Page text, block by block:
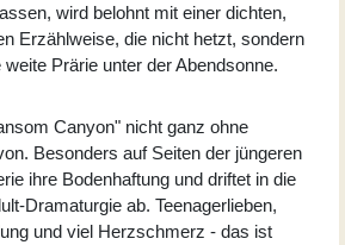
wird belohnt mit einer dichten,
Erzählweise, die nicht hetzt, sondern
Prärie unter der Abendsonne.
Canyon" nicht ganz ohne
Besonders auf Seiten der jüngeren
ihre Bodenhaftung und driftet in die
Dramaturgie ab. Teenagerlieben,
und viel Herzschmerz - das ist